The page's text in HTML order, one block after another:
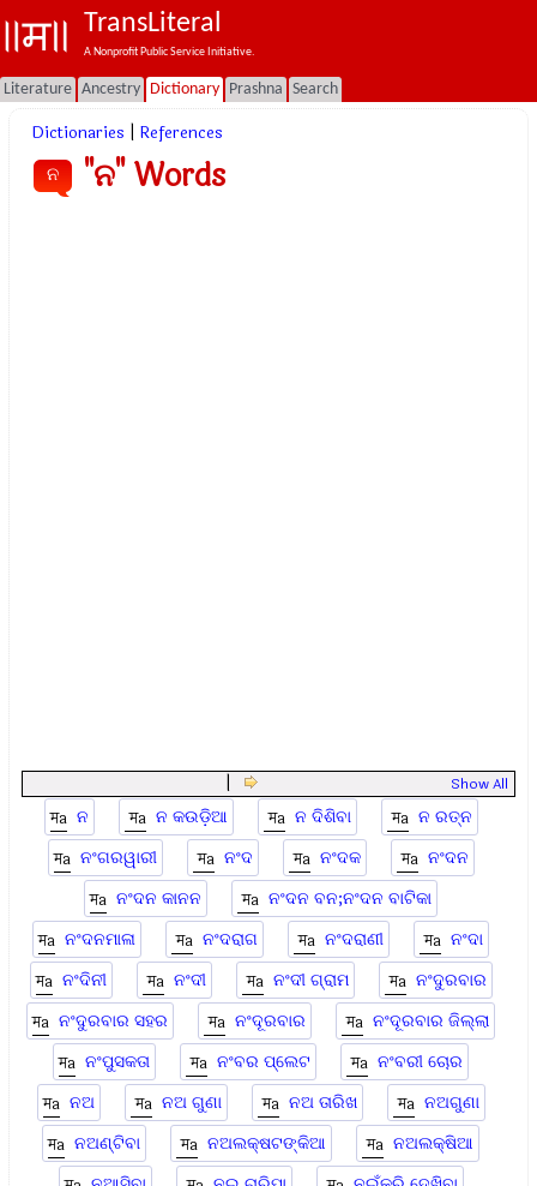
TransLiteral
A Nonprofit Public Service Initiative.
Literature Ancestry Dictionary Prashna Search
Dictionaries References
ନ "ନ" Words
Show All
ନ ନ କଉଡ଼ିଆ ନ ଦିଶିବା
ନ ରତ୍ନ
ନଂଗରୱାରୀ
ନଂଦ ନଂଦକ
ନଂଦନ
ନଂଦନ କାନନ
ନଂଦନ ବନ;ନଂଦନ ବାଟିକା
ନଂଦନମାଳା
ନଂଦରାଗ ନଂଦରାଣୀ
ନଂଦା
ନଂଦିନୀ
ନଂଦୀ ନଂଦୀ ଗ୍ରାମ
ନଂଦୁରବାର
ନଂଦୁରବାର ସହର
ନଂଦୂରବାର
ନଂଦୂରବାର ଜିଲ୍ଲା
ନଂପୁସକତା
ନଂବର ପ୍ଲେଟ
ନଂବରୀ ଚୋର
ନଅ
ନଅ ଗୁଣା ନଅ ତାରିଖ
ନଅଗୁଣା
ନଅଣ୍ଟିବା
ନଅଲକ୍ଷଟଙ୍କିଆ
ନଅଲକ୍ଷିଆ